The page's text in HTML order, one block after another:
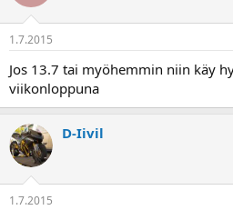
1.7.2015
Jos 13.7 tai myöhemmin niin käy
viikonloppuna
D-Iivil
1.7.2015